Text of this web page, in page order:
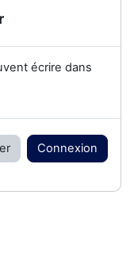
écrire dans
Connexion